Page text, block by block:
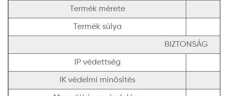
Termék mérete
Termék súlya
BIZTONSÁG
IP védettség
IK védelmi minősítés